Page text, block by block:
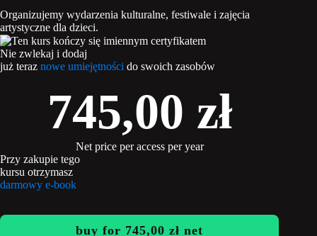
Organizujemy wydarzenia kulturalne, festiwale i zajęcia
artystyczne dla dzieci.
Nie zwlekaj i dodaj
już teraz nowe umiejętności do swoich zasobów
745,00 zł
Net price per access per year
Przy zakupie tego
kursu otrzymasz
darmowy e-book
buy for 745,00zł net